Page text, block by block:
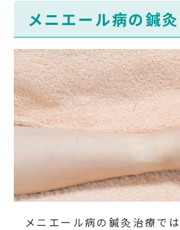
メニエール病の鍼
メニエール病の鍼灸治療で